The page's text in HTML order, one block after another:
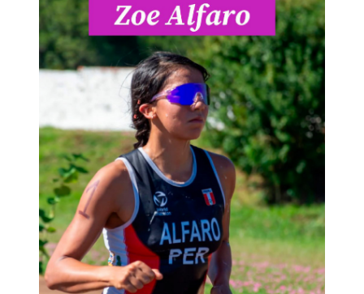
¿Estudiar y ser triatleta? Sí se puede.
Conoce la historia de Zoe Alfaro,
estudiante de Gastronomía que también
compite como triatleta.